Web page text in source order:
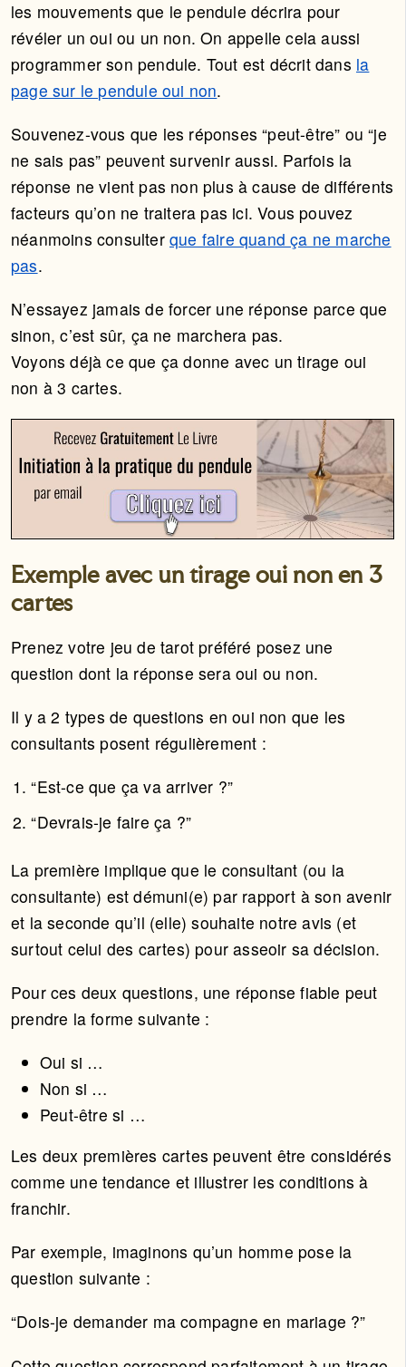
les mouvements que le pendule décrira pour
révéler un oui ou un non. On appelle cela aussi
programmer son pendule. Tout est décrit dans la
page sur le pendule oui non.
Souvenez-vous que les réponses “peut-être” ou “je
ne sais pas” peuvent survenir aussi. Parfois la
réponse ne vient pas non plus à cause de différents
facteurs qu’on ne traitera pas ici. Vous pouvez
néanmoins consulter que faire quand ça ne marche
pas.
N’essayez jamais de forcer une réponse parce que
sinon, c’est sûr, ça ne marchera pas.
Voyons déjà ce que ça donne avec un tirage oui
non à 3 cartes.
Exemple avec un tirage oui non en 3
cartes
Prenez votre jeu de tarot préféré posez une
question dont la réponse sera oui ou non.
Il y a 2 types de questions en oui non que les
consultants posent régulièrement :
“Est-ce que ça va arriver ?”
“Devrais-je faire ça ?”
La première implique que le consultant (ou la
consultante) est démuni(e) par rapport à son avenir
et la seconde qu’il (elle) souhaite notre avis (et
surtout celui des cartes) pour asseoir sa décision.
Pour ces deux questions, une réponse fiable peut
prendre la forme suivante :
Oui si …
Non si …
Peut-être si …
Les deux premières cartes peuvent être considérés
comme une tendance et illustrer les conditions à
franchir.
Par exemple, imaginons qu’un homme pose la
question suivante :
“Dois-je demander ma compagne en mariage ?”